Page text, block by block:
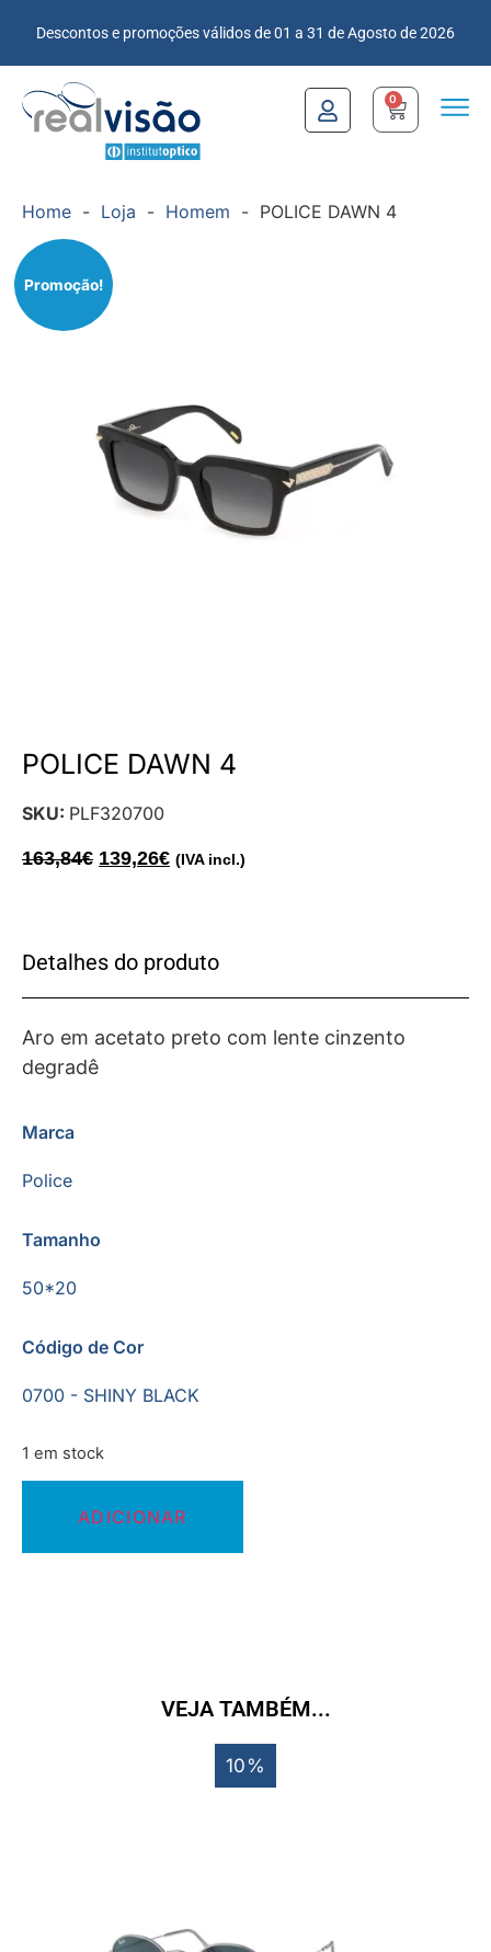
Descontos e promoções válidos de 01 a 31 de Agosto de 2026
0
Home - Loja - Homem - POLICE DAWN 4
Promoção!
POLICE DAWN 4
SKU: PLF320700
163,84€ 139,26€ (IVA incl.)
Detalhes do produto
Aro em acetato preto com lente cinzento
degradê
Marca
Police
Tamanho
50*20
Código de Cor
0700 - SHINY BLACK
1 em stock
ADICIONAR
VEJA TAMBÉM...
10%